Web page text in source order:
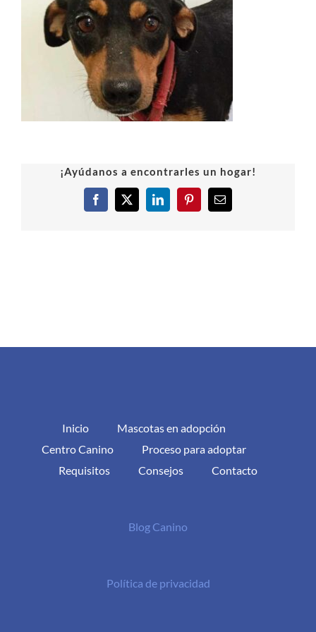
¡Ayúdanos a encontrarles un hogar!
Facebook
X LinkedInPinterestCorreo
Inicio
Mascotas en adopción
Centro Canino
Proceso para adoptar
Requisitos
Consejos Contacto
Blog Canino
Política de privacidad